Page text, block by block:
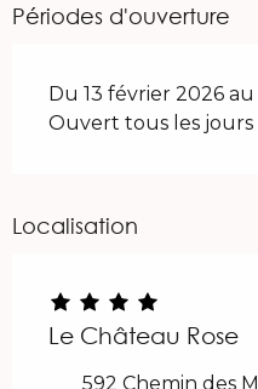
Périodes d'ouverture
Du 13 février 2026
Ouvert tous les jours
Localisation
Le Château Rose
592 Chemin des